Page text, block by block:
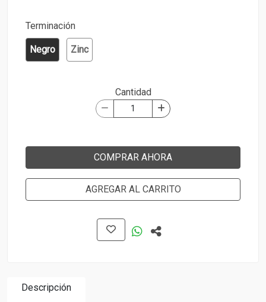
Terminación
Negro Zinc
Cantidad
COMPRAR AHORA
AGREGAR AL CARRITO
Descripción